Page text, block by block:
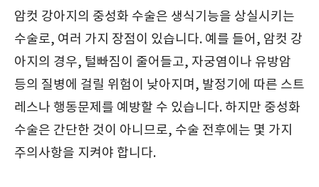
암컷 강아지의 중성화 수술은 생식기능을 상실시키는
수술로, 여러 가지 장점이 있습니다. 예를 들어, 암컷 강
아지의 경우, 털빠짐이 줄어들고, 자궁염이나 유방암
등의 질병에 걸릴 위험이 낮아지며, 발정기에 따른 스트
레스나 행동문제를 예방할 수 있습니다. 하지만 중성화
수술은 간단한 것이 아니므로, 수술 전후에는 몇 가지
주의사항을 지켜야 합니다.